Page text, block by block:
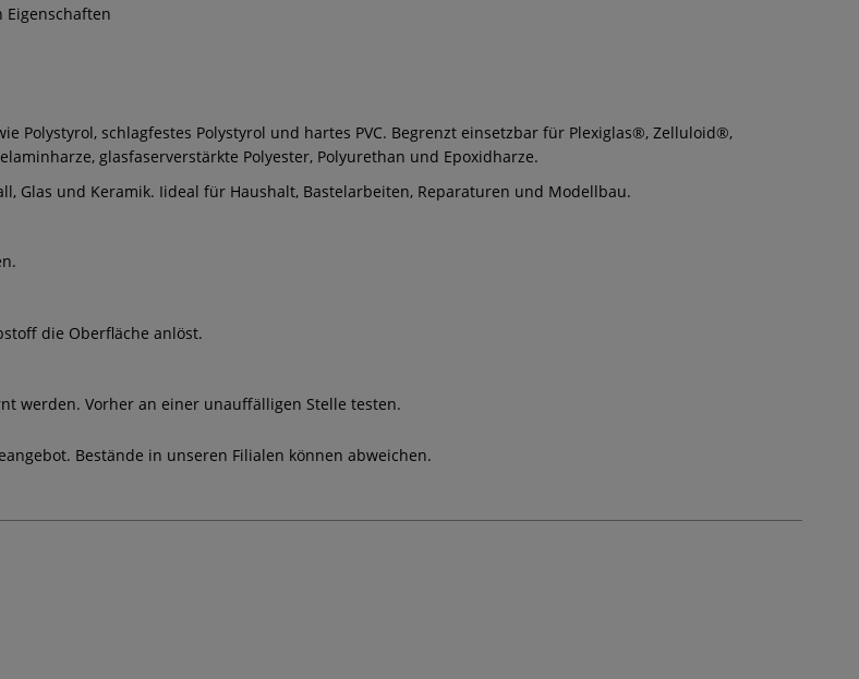
Polystyrol, schlagfestes Polystyrol und hartes PVC. Begrenzt einsetzbar für Plexiglas®, Zelluloid®,
glasfaserverstärkte Polyester, Polyurethan und Epoxidharze.
Glas und Keramik. Iideal für Haushalt, Bastelarbeiten, Reparaturen und Modellbau.
die Oberfläche anlöst.
werden. Vorher an einer unauffälligen Stelle testen.
Bestände in unseren Filialen können abweichen.